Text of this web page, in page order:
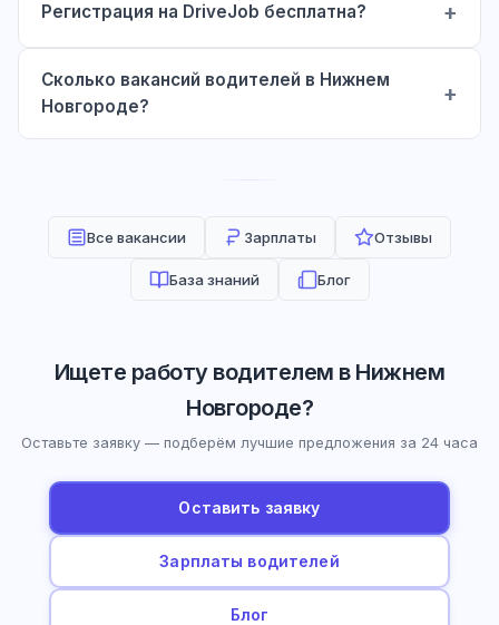
Регистрация на DriveJob бесплатна?
Сколько вакансий водителей в Нижнем
Новгороде?
Все вакансии Зарплаты Отзывы
База знаний Блог
Ищете работу водителем в Нижнем
Новгороде?
Оставьте заявку — подберём лучшие предложения за 24 часа
Оставить заявку
Зарплаты водителей
Блог